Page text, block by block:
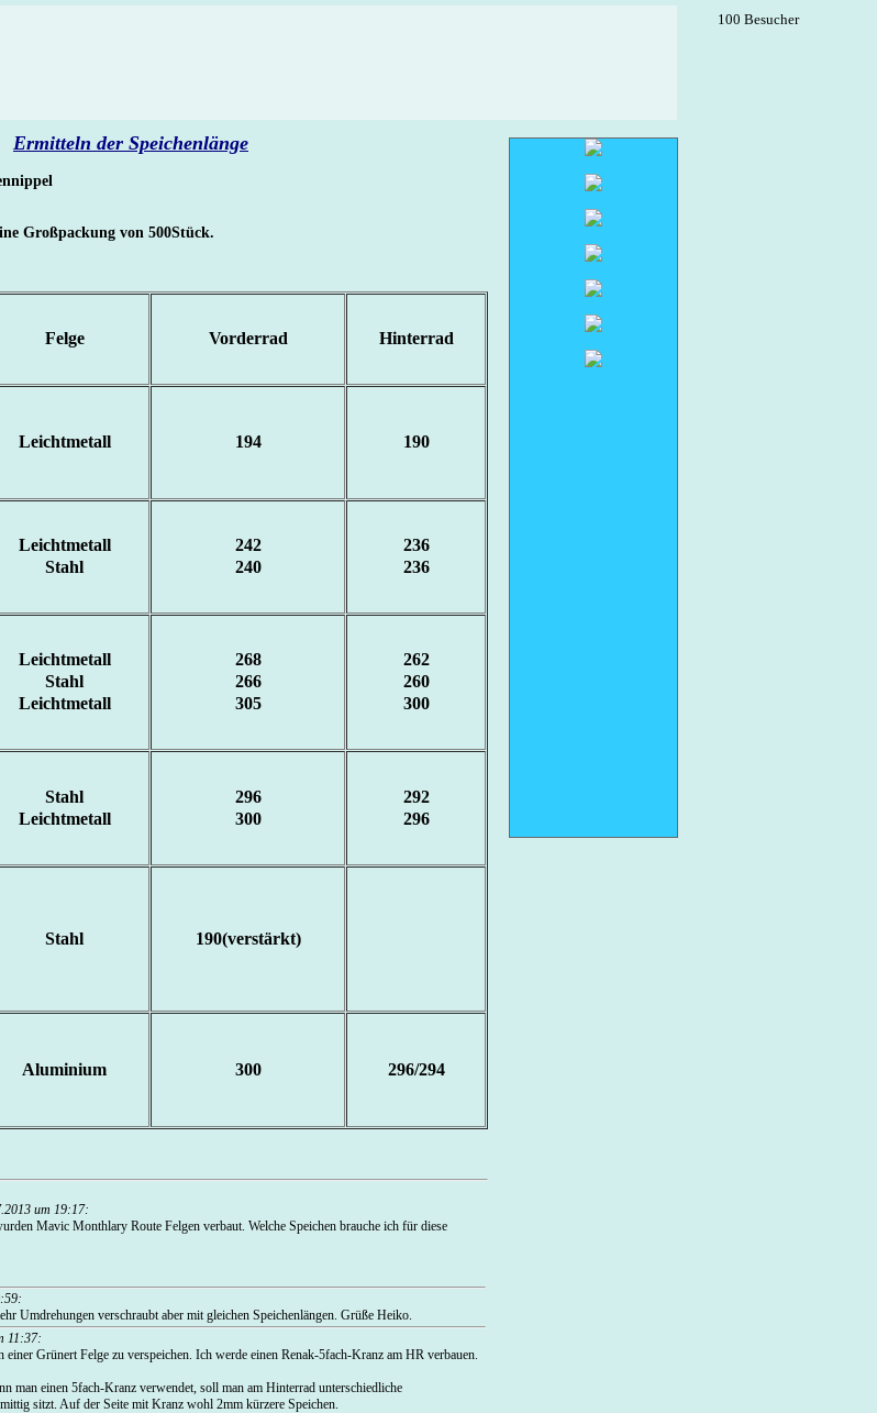
Ermitteln der Speichenlänge
Großpackung von 500Stück.
Felge Vorderrad Hinterrad
Leichtmetall 194 190
Leichtmetall
Stahl
242
240
236
236
Leichtmetall
Stahl
Leichtmetall
268
266
305
262
260
300
Stahl
Leichtmetall
296
300
292
296
Stahl 190(verstärkt)
Aluminium 300 296/294
um 19:17:
Mavic Monthlary Route Felgen verbaut. Welche Speichen brauche ich für diese
:
Umdrehungen verschraubt aber mit gleichen Speichenlängen. Grüße Heiko.
11:37:
Grünert Felge zu verspeichen. Ich werde einen Renak-5fach-Kranz am HR verbauen.
man einen 5fach-Kranz verwendet, soll man am Hinterrad unterschiedliche
sitzt. Auf der Seite mit Kranz wohl 2mm kürzere Speichen.
100 Besucher